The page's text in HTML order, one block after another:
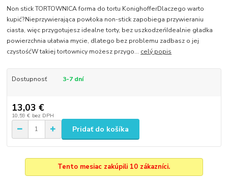
Non stick TORTOWNICA forma do tortu KonighofferDlaczego warto
kupić?Nieprzywierająca powłoka non-stick zapobiega przywieraniu
ciasta, więc przygotujesz idealne torty, bez uszkodzeńIdealnie gładka
powierzchnia ułatwia mycie, dlatego bez problemu zadbasz o jej
czystośćW takiej tortownicy możesz przygo... celý popis
Dostupnosť 3-7 dní
13,03 €
10,59 € bez DPH
Pridať do košíka
Tento mesiac zakúpili 10 zákazníci.